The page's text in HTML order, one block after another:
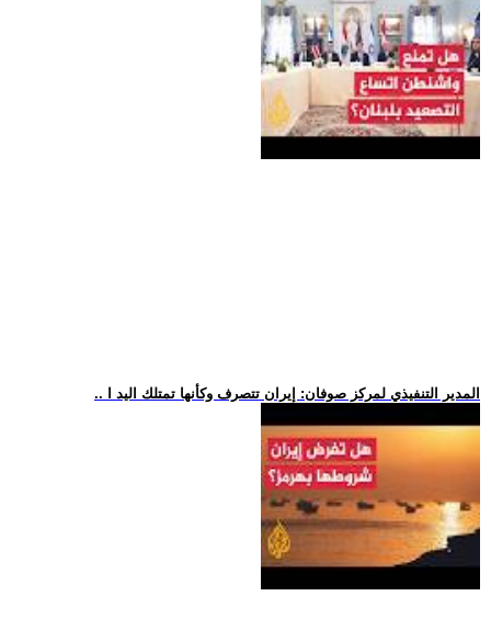
.. المدير التنفيذي لمركز صوفان: إيران تتصرف وكأنها تمتلك اليد ا